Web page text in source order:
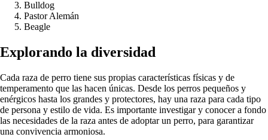
Bulldog
Pastor Alemán
Beagle
Explorando la diversidad
Cada raza de perro tiene sus propias características físicas y de
temperamento que las hacen únicas. Desde los perros pequeños y
enérgicos hasta los grandes y protectores, hay una raza para cada tipo
de persona y estilo de vida. Es importante investigar y conocer a fondo
las necesidades de la raza antes de adoptar un perro, para garantizar
una convivencia armoniosa.